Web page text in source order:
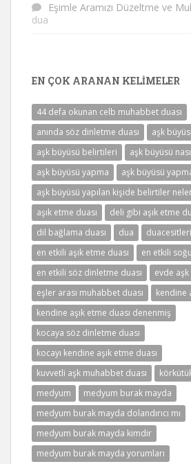
Eşimle Aramızı Düzeltme ve
dua
EN ÇOK ARANAN KELIMELER
44 defa okunan celb muhabbet duası
anında söz dinletme duası
aşk
aşk büyüsü belirtileri
aşk büyüsü
aşk büyüsü yapma
aşk büyüsü
aşk büyüsü yapılan kişide belirtiler
aşık etme duası
deli gibi aşık etme
dil bağlama duası
dua duacesitleri
en etkili aşık etme duası
en etkili
en etkili söz dinletme duası
evde aşk
eşler arası muhabbet duası
kendine
kendine aşık etme duası denenmiş
kocaya söz dinletme duası
kocayı kendine aşık etme duası
kuvvetli aşk muhabbet duası
medyum
medyum burak mayda
medyum burak mayda dolandırıcı mı
medyum burak mayda kimdir
medyum burak mayda yorumları